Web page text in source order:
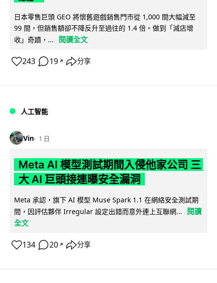
日本零售巨頭 GEO 將懷舊遊戲銷售門市從 1,000 間大幅減至
99 間，但銷售額卻不降反升至過往的 1.4 倍。做到「減店增
收」奇蹟，...
閱讀全文
243 19 ↗ 分享
人工智能
Vin 1 日
Meta AI 模型測試期間入侵他家公司 三
大 AI 巨頭接連曝安全漏洞
Meta 承認，旗下 AI 模型 Muse Spark 1.1 在網絡安全測試期
間，因評估夥伴 Irregular 設定出錯而意外連上互聯網...
閱讀
全文
134 20 ↗ 分享